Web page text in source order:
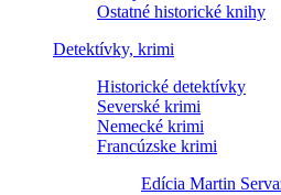
Ostatné historické knihy
Detektívky, krimi
Historické detektívky
Severské krimi
Nemecké krimi
Francúzske krimi
Edícia Martin